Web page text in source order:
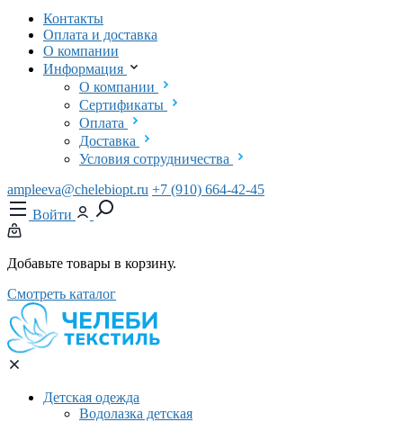
Контакты
Оплата и доставка
О компании
Информация
О компании
Сертификаты
Оплата
Доставка
Условия сотрудничества
ampleeva@chelebiopt.ru +7 (910) 664-42-45
Войти
Добавьте товары в корзину.
Смотреть каталог
Детская одежда
Водолазка детская